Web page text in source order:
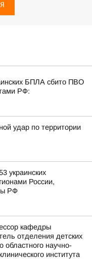
БПЛА сбито ПВО
РФ:
удар по территории
украинских
России,
РФ
кафедры
отделения детских
областного научно-
института